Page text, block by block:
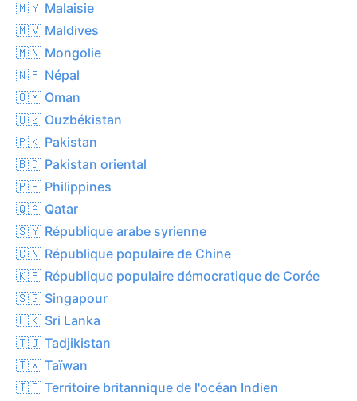
🇲🇾 Malaisie
🇲🇻 Maldives
🇲🇳 Mongolie
🇳🇵 Népal
🇴🇲 Oman
🇺🇿 Ouzbékistan
🇵🇰 Pakistan
🇧🇩 Pakistan oriental
🇵🇭 Philippines
🇶🇦 Qatar
🇸🇾 République arabe syrienne
🇨🇳 République populaire de Chine
🇰🇵 République populaire démocratique de Corée
🇸🇬 Singapour
🇱🇰 Sri Lanka
🇹🇯 Tadjikistan
🇹🇼 Taïwan
🇮🇴 Territoire britannique de l'océan Indien